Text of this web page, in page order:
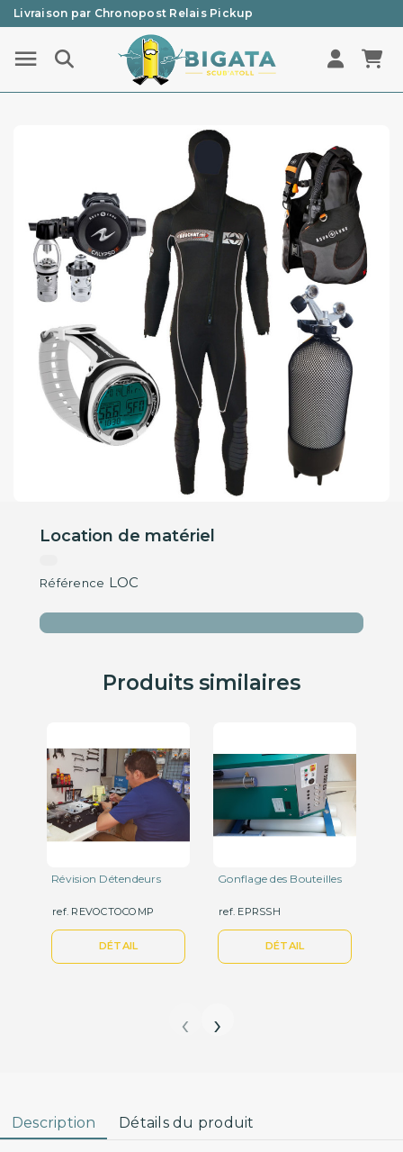
Livraison par Chronopost Relais Pickup
Une question ? Un renseignement ? 05 57 21 59 35
Location de matériel
Référence LOC
Produits similaires
Révision Détendeurs
ref. REVOCTOCOMP
DÉTAIL
Gonflage des Bouteilles
ref. EPRSSH
DÉTAIL
‹ ›
Description Détails du produit